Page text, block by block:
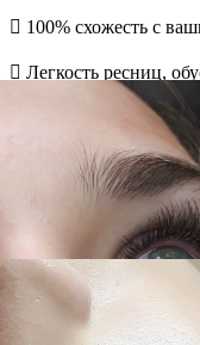
 100% схожесть с
 Легкость ресниц,
Более короткое
Взгляд остается
Отсюда следует, что